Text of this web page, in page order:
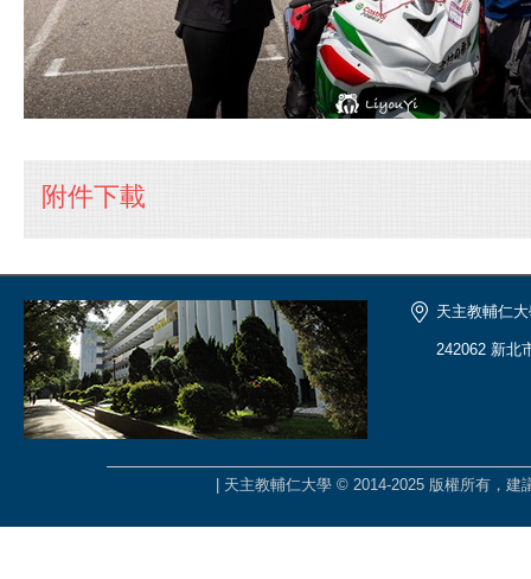
附件下載
天主教輔仁
242062 新北
| 天主教輔仁大學 © 2014-2025 版權所有，